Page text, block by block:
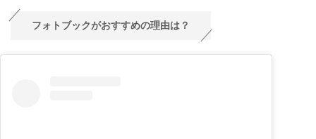
フォトブックがおすすめの理由は？